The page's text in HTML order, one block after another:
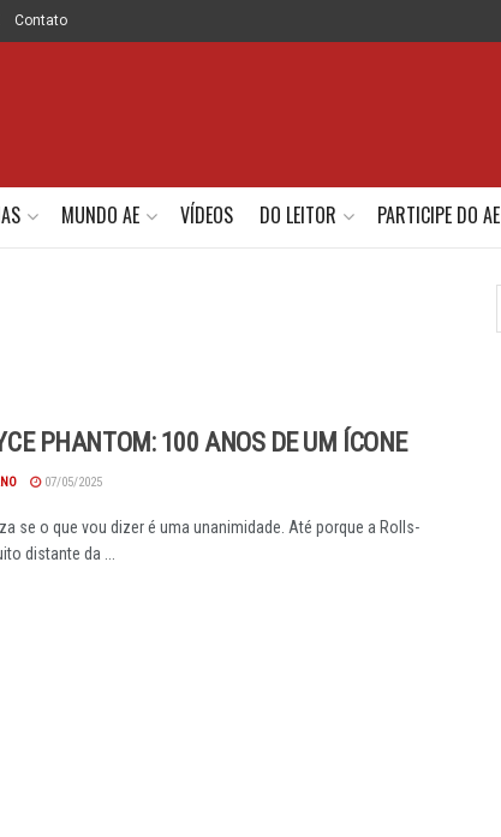
Contato
MUNDO AE VÍDEOS DO LEITOR PARTICIPE DO AE
PHANTOM: 100 ANOS DE UM ÍCONE
07/05/2025
se o que vou dizer é uma unanimidade. Até porque a Rolls-
distante da ...